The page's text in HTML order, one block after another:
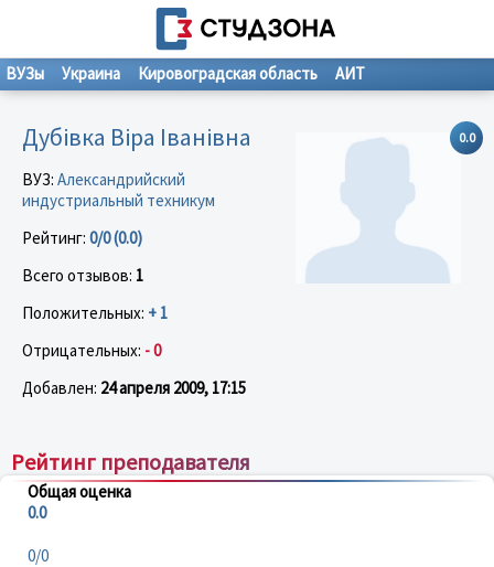
ВУЗы Украина Кировоградская область АИТ
0.0
Дубівка Віра Іванівна
ВУЗ: Александрийский
индустриальный техникум
Рейтинг: 0/0 (0.0)
Всего отзывов: 1
Положительных: + 1
Отрицательных: - 0
Добавлен: 24 апреля 2009, 17:15
Рейтинг преподавателя
Общая оценка
0.0
0/0